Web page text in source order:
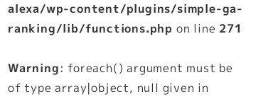
alexa/wp-content/plugins/simple-ga-
ranking/lib/functions.php on line 271
Warning: foreach() argument must be
of type array|object, null given in